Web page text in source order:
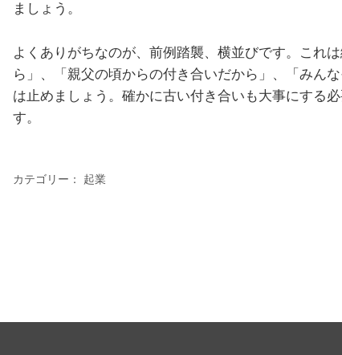
ましょう。
よくありがちなのが、前例踏襲、横並びです。これ
ら」、「親父の頃からの付き合いだから」、「みん
は止めましょう。確かに古い付き合いも大事にする
す。
カテゴリー： 起業